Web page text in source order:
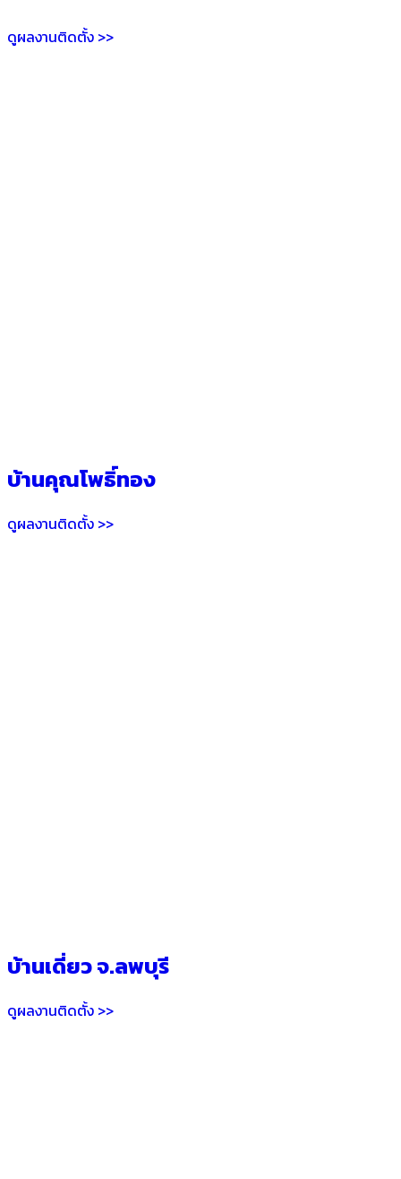
ดูผลงานติดตั้ง >>
บ้านคุณโพธิ์ทอง
ดูผลงานติดตั้ง >>
บ้านเดี่ยว จ.ลพบุรี
ดูผลงานติดตั้ง >>